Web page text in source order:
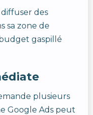
des
sa zone de
gaspillé
plusieurs
Google Ads peut